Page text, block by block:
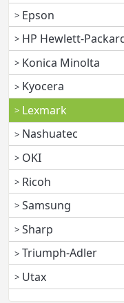
Epson
HP Hewlett-
Konica Minolta
Kyocera
Lexmark
Nashuatec
OKI
Ricoh
Samsung
Sharp
Triumph-Adler
Utax